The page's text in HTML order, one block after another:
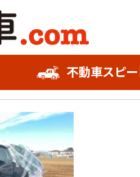
不動車スピ